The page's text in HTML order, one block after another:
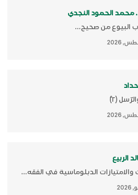
محمد الحمود النجدي
البيوع من صحيح...
(٢)ّ
الربيع
والامتيازات الدبلوماسية في الفقه...